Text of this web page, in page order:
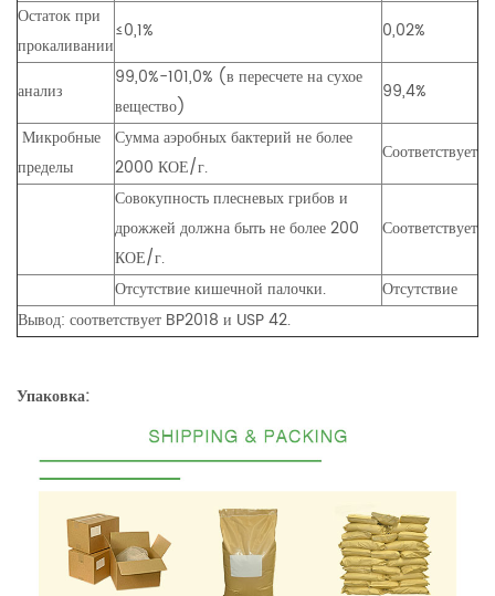
Остаток при
прокаливании
≤0,1% 0,02%
анализ
99,0%-101,0% (в пересчете на сухое
вещество)
99,4%
Микробные
пределы
Сумма аэробных бактерий не более
2000 КОЕ/г.
Соответствует
Совокупность плесневых грибов и
дрожжей должна быть не более 200
КОЕ/г.
Соответствует
Отсутствие кишечной палочки.
Отсутствие
Вывод: соответствует BP2018 и USP 42.
Упаковка: